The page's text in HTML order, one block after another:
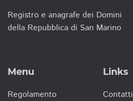
Registro e anagrafe dei Domini
della Repubblica di San Marino
Menu
Regolamento
Links
Contatti